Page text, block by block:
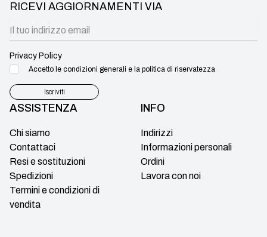
ASSISTENZA
Chi siamo
Contattaci
Resi e sostituzioni
Spedizioni
Termini e condizioni di
vendita
INFO
Indirizzi
Informazioni personali
Ordini
Lavora con noi
RICEVI AGGIORNAMENTI VIA
Privacy Policy
Accetto le condizioni generali e la politica di riservatezza
Iscriviti